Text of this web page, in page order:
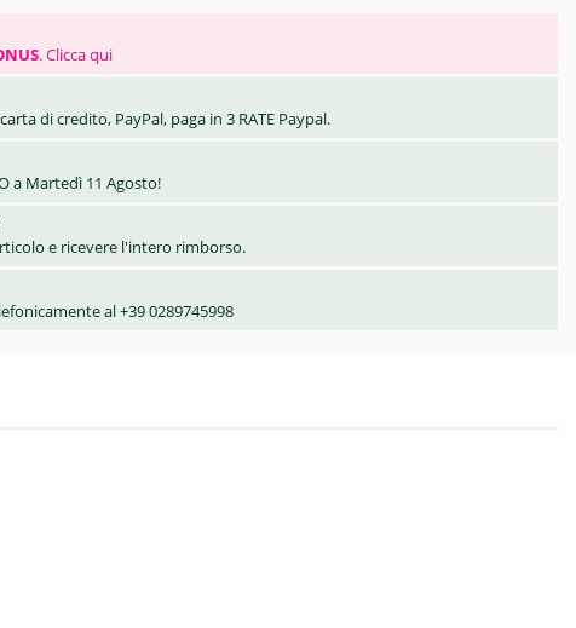
.Clicca qui
di credito, PayPal, paga in 3 RATE Paypal.
a Martedì 11 Agosto!
e ricevere l'intero rimborso.
al +39 0289745998